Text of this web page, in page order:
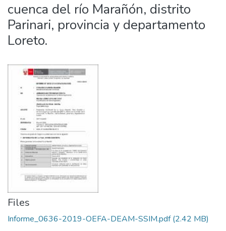
cuenca del río Marañón, distrito
Parinari, provincia y departamento
Loreto.
Files
Informe_0636-2019-OEFA-DEAM-SSIM.pdf(2.42 MB)